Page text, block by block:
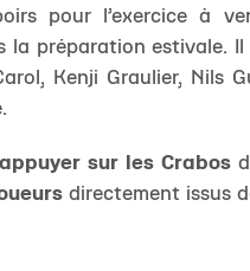
pour l’exercice à
la préparation estivale. Il
Kenji Graulier, Nils
sur les Crabos
directement issus